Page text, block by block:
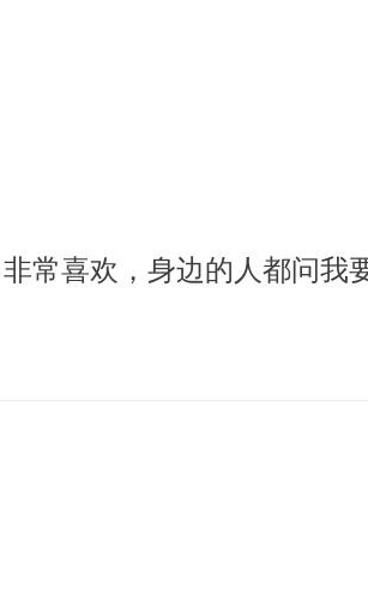
常喜欢，身边的人都问我